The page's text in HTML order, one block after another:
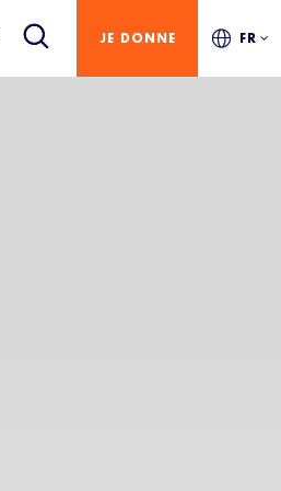
JE DONNE FR